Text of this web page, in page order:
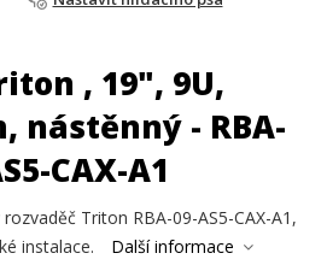
, 19", 9U,
nástěnný - RBA-
CAX-A1
Triton RBA-09-AS5-CAX-A1,
instalace.
Další informace